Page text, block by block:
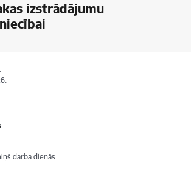
izstrādājumu
darba dienās